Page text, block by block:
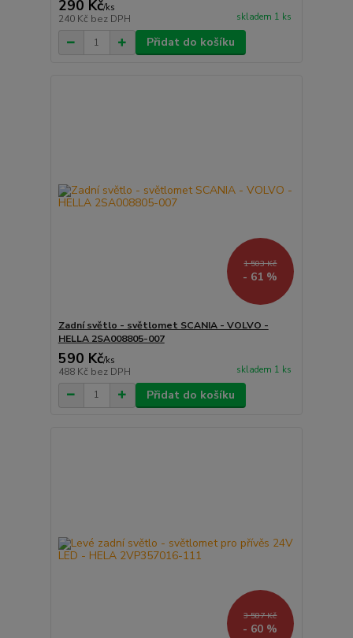
290 Kč/ks
240 Kč bez DPH skladem 1 ks
Přidat do košíku
1 503 Kč
- 61 %
Zadní světlo - světlomet SCANIA - VOLVO -
HELLA 2SA008805-007
590 Kč/ks
488 Kč bez DPH skladem 1 ks
Přidat do košíku
3 587 Kč
- 60 %